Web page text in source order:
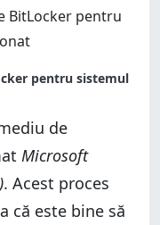
de
Microsoft
. Acest proces
că este bine să